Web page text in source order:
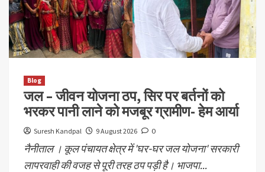
Blog
जल – जीवन योजना ठप, सिर पर बर्तनों को
भरकर पानी लाने को मजबूर ग्रामीण- हेम आर्या
Suresh Kandpal 9 August 2026 0
नैनीताल । कूल पंचायत क्षेत्र में 'घर-घर जल योजना' सरकारी
लापरवाही की वजह से पूरी तरह ठप पड़ी है। भाजपा...